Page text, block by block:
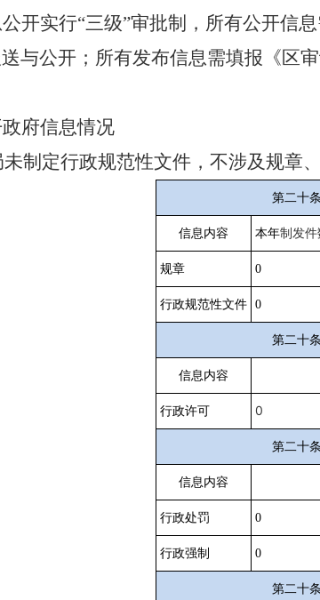
开实行“三级”审批制，所有公开信
与公开；所有发布信息需填报《区
府信息情况
制定行政规范性文件，不涉及规章
第二十
信息内容 本年制发件
规章 0
行政规范性文件 0
第二十
信息内容
行政许可 0
第二十
信息内容
行政处罚 0
行政强制 0
第二十